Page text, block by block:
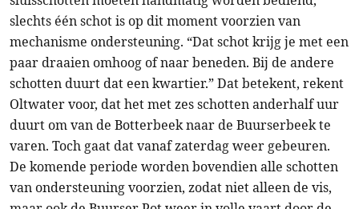
slechts één schot is op dit moment voorzien van
mechanisme ondersteuning. “Dat schot krijg je met een
paar draaien omhoog of naar beneden. Bij de andere
schotten duurt dat een kwartier.” Dat betekent, rekent
Oltwater voor, dat het met zes schotten anderhalf uur
duurt om van de Botterbeek naar de Buurserbeek te
varen. Toch gaat dat vanaf zaterdag weer gebeuren.
De komende periode worden bovendien alle schotten
van ondersteuning voorzien, zodat niet alleen de vis,